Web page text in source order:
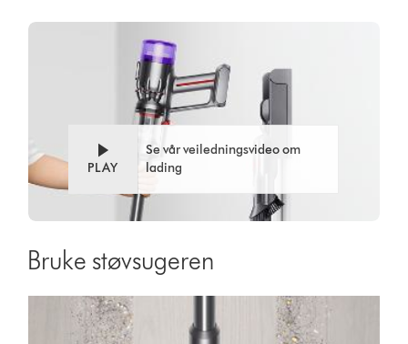
PLAY
Se vår veiledningsvideo om
lading
Bruke støvsugeren